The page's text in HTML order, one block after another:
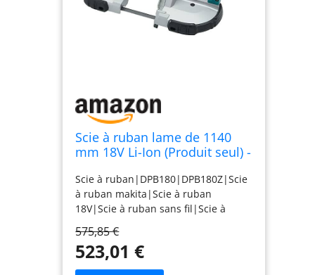
Scie à ruban lame de 1140
mm 18V Li-Ion (Produit seul) -
Scie à ruban|DPB180|DPB180Z|Scie
à ruban makita|Scie à ruban
18V|Scie à ruban sans fil|Scie à
professionnelle
575,85 €
523,01 €